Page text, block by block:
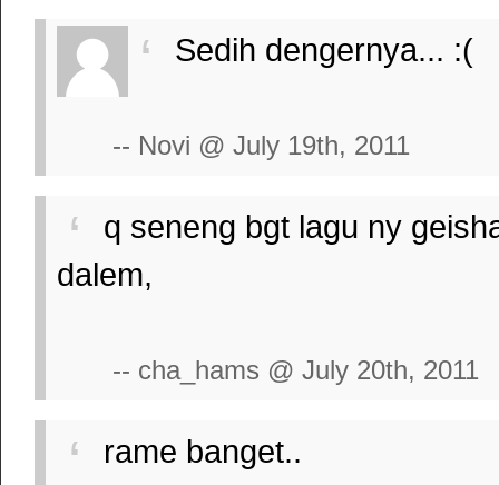
Sedih dengernya... :(
-- Novi @ July 19th, 2011
q seneng bgt lagu ny
dalem,
-- cha_hams @ July 20th, 2011
rame banget..